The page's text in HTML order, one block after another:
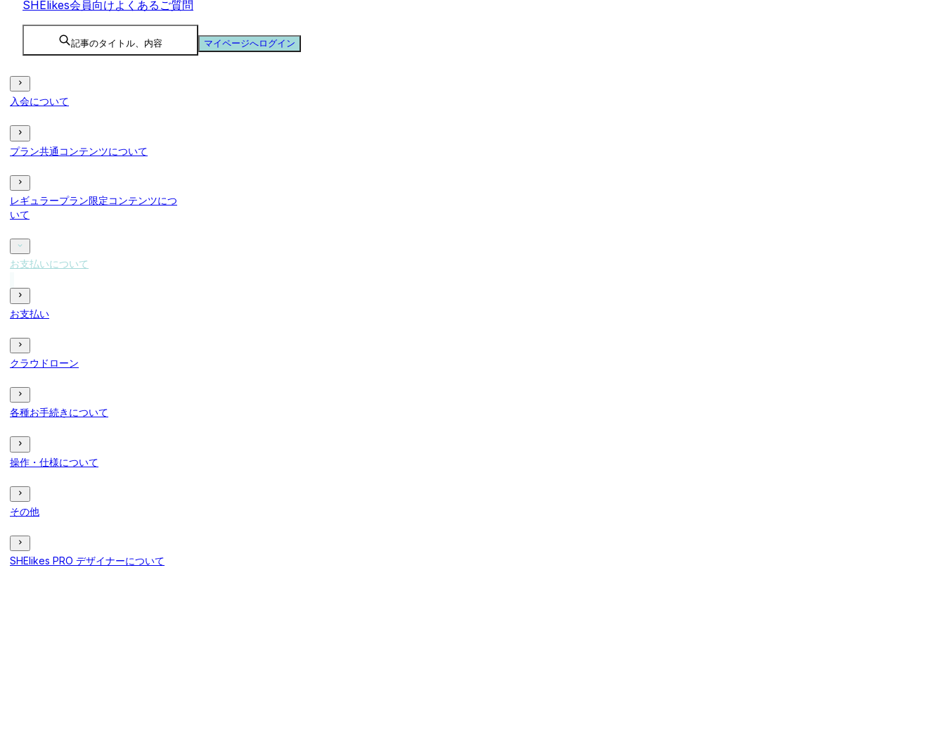
SHElikes会員向けよくあるご質問
記事のタイトル、内容 マイページへログイン
入会について
プラン共通コンテンツについて
レギュラープラン限定コンテンツにつ
いて
お支払いについて
お支払い
クラウドローン
各種お手続きについて
操作・仕様について
その他
SHElikes PRO デザイナーについて